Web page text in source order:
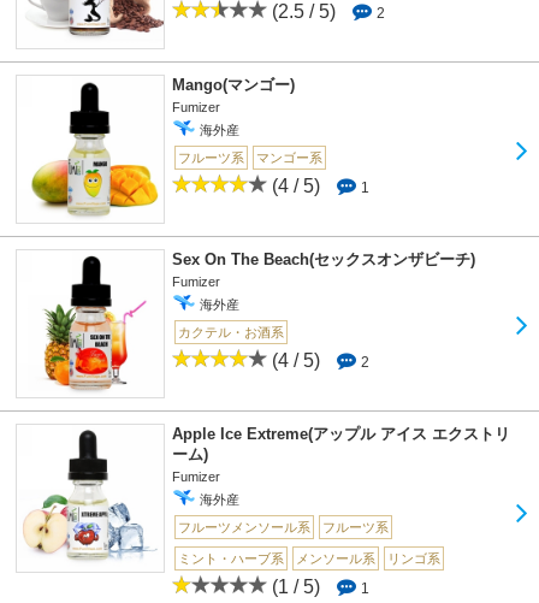
(2.5 / 5) 2
Mango(マンゴー)
Fumizer
海外産
フルーツ系
マンゴー系
(4 / 5) 1
Sex On The Beach(セックスオンザビーチ)
Fumizer
海外産
カクテル・お酒系
(4 / 5) 2
Apple Ice Extreme(アップル アイス エクストリ
ーム)
Fumizer
海外産
フルーツメンソール系
フルーツ系
ミント・ハーブ系 メンソール系 リンゴ系
(1 / 5) 1